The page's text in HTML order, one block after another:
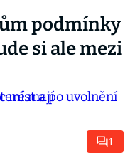
podmínky
si ale mezi
1